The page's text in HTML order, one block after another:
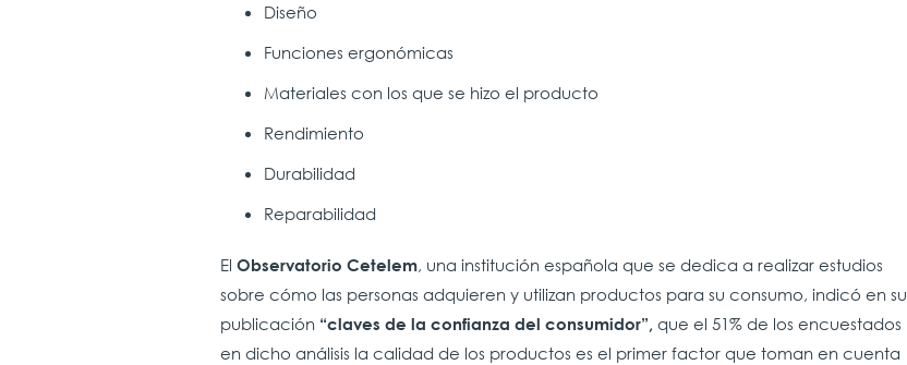
Diseño
Funciones ergonómicas
Materiales con los que se hizo el producto
Rendimiento
Durabilidad
Reparabilidad
El Observatorio Cetelem, una institución española que se dedica a realizar estudios
sobre cómo las personas adquieren y utilizan productos para su consumo, indicó en su
publicación “claves de la confianza del consumidor”, que el 51% de los encuestados
en dicho análisis la calidad de los productos es el primer factor que toman en cuenta